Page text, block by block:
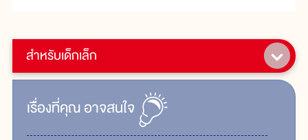
สำหรับเด็กเล็ก
เรื่ิองที่คุณอาจสนใจ